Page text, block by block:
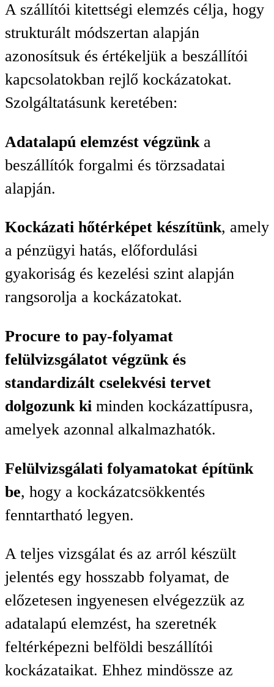
A szállítói kitettségi elemzés célja, hogy
strukturált módszertan alapján
azonosítsuk és értékeljük a beszállítói
kapcsolatokban rejlő kockázatokat.
Szolgáltatásunk keretében:
Adatalapú elemzést végzünka
beszállítók forgalmi és törzsadatai
alapján.
Kockázati hőtérképet készítünk, amely
a pénzügyi hatás, előfordulási
gyakoriság és kezelési szint alapján
rangsorolja a kockázatokat.
Procure to pay-folyamat
felülvizsgálatot végzünk és
standardizált cselekvési tervet
dolgozunk ki minden kockázattípusra,
amelyek azonnal alkalmazhatók.
Felülvizsgálati folyamatokat építünk
be, hogy a kockázatcsökkentés
fenntartható legyen.
A teljes vizsgálat és az arról készült
jelentés egy hosszabb folyamat, de
előzetesen ingyenesen elvégezzük az
adatalapú elemzést, ha szeretnék
feltérképezni belföldi beszállítói
kockázataikat. Ehhez mindössze az